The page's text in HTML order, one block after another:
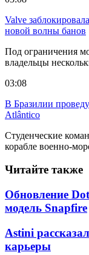
Valve
новой волны банов
Под ограничения
владельцы
03:08
В Бразилии
Atlântico
Студенческие
корабле военно-
Читайте также
Обновление
модель Snapfire
Astini
карьеры